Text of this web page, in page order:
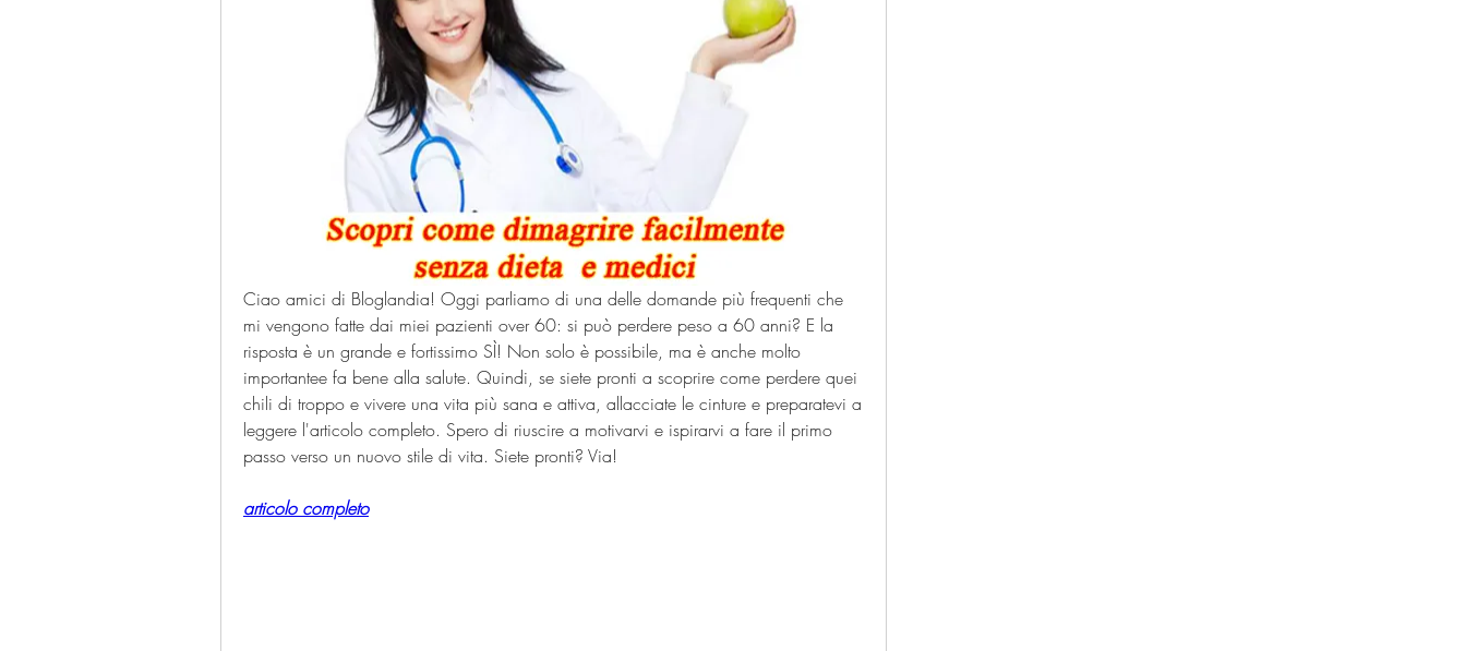
Ciao amici di Bloglandia! Oggi parliamo di una delle domande più frequenti che
mi vengono fatte dai miei pazienti over 60: si può perdere peso a 60 anni? E la
risposta è un grande e fortissimo SÌ! Non solo è possibile, ma è anche molto
importantee fa bene alla salute. Quindi, se siete pronti a scoprire come perdere quei
chili di troppo e vivere una vita più sana e attiva, allacciate le cinture e preparatevi a
leggere l'articolo completo. Spero di riuscire a motivarvi e ispirarvi a fare il primo
passo verso un nuovo stile di vita. Siete pronti? Via!
articolo completo